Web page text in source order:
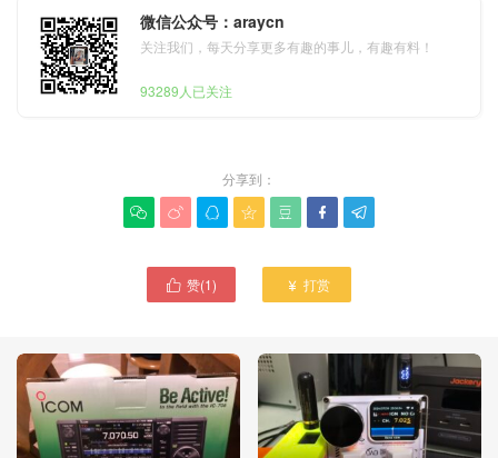
微信公众号：araycn
关注我们，每天分享更多有趣的事儿，有趣有料！
93289人已关注
分享到：
      
 赞(1)  打赏